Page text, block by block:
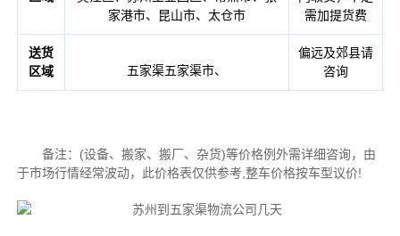
家港市、昆山市、太仓市
需加提货费
送货
区域
五家渠五家渠市、
偏远及郊县请
咨询
备注：(设备、搬家、搬厂、杂货)等价格例外需详细咨询，由
于市场行情经常波动，此价格表仅供参考,整车价格按车型议价!